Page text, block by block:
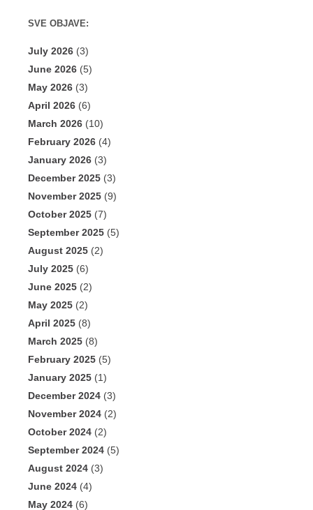
SVE OBJAVE:
July 2026 (3)
June 2026 (5)
May 2026 (3)
April 2026 (6)
March 2026 (10)
February 2026 (4)
January 2026 (3)
December 2025 (3)
November 2025 (9)
October 2025 (7)
September 2025 (5)
August 2025 (2)
July 2025 (6)
June 2025 (2)
May 2025 (2)
April 2025 (8)
March 2025 (8)
February 2025 (5)
January 2025 (1)
December 2024 (3)
November 2024 (2)
October 2024 (2)
September 2024 (5)
August 2024 (3)
June 2024 (4)
May 2024 (6)